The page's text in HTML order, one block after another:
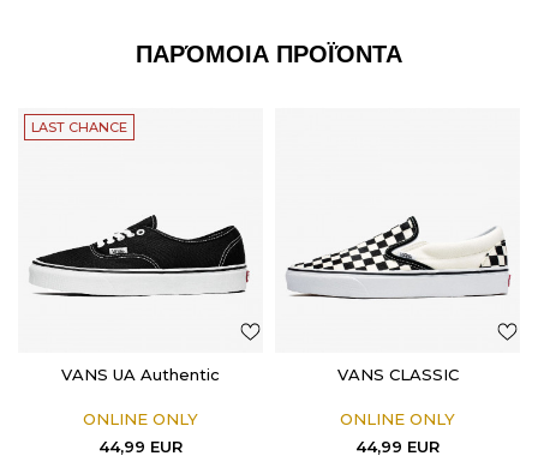
ΠΑΡΌΜΟΙΑ ΠΡΟΪΌΝΤΑ
LAST CHANCE
VANS UA Authentic
ONLINE ONLY
44,99 EUR
VANS CLASSIC
ONLINE ONLY
44,99 EUR